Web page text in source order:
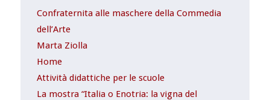
Confraternita alle maschere della Commedia
dell’Arte
Marta Ziolla
Home
Attività didattiche per le scuole
La mostra “Italia o Enotria: la vigna del